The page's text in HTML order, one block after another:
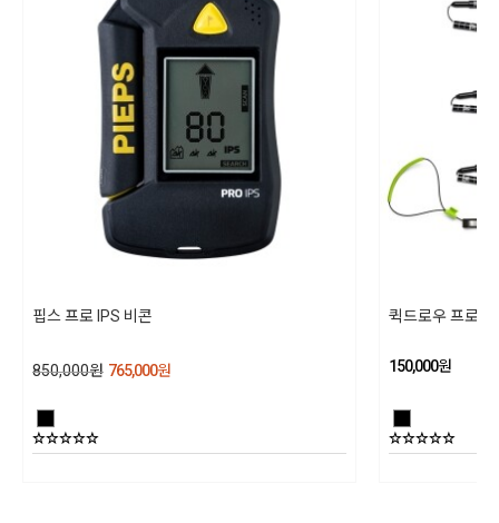
7075 알루미늄 스테인리스 케이블로 내구성 극대화
두꺼워진 두께로 이전 알루미늄 프로브 대비 18% 향상된 강성
30, 90 및 200cm의 하이라이트가 있는 고대비 표시는 눈 깊이
및 안정성 테스트 측정에 용이함
업데이트된 그래픽으로 상단 및 하단 프로브 세그먼트를 구분하
여 방향 지정 시간을 최소화함
견고한 알루미늄 팁이 단단한 눈 속을 뚫고 지나감
길이 : 240,280,320cm
100% Aluminum
동일모델의 출시년월
블랙다이아몬드/ 수입자 (주)블랙다이아몬드 코리아
제조국
대만
상품별 세부사양
핍스 프로 IPS 비콘
850,000원 765,000원
퀵드로우 프로
150,000원